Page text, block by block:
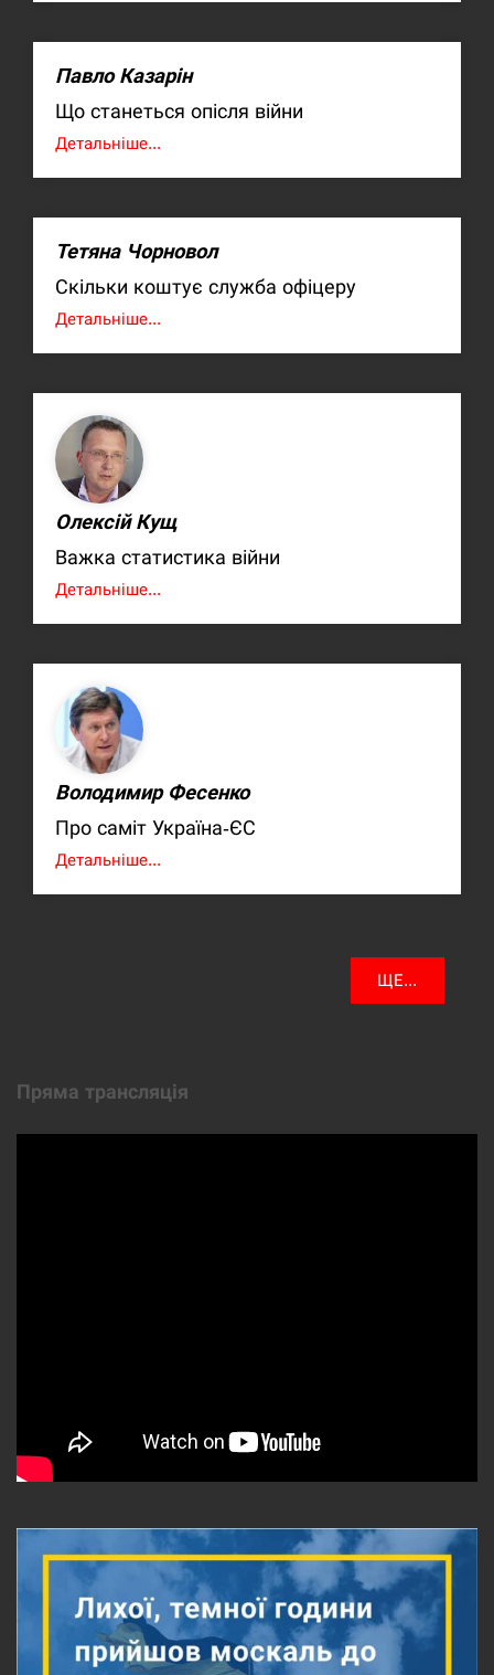
Павло Казарін
Що станеться опісля війни
Детальніше...
Тетяна Чорновол
Скільки коштує служба офіцеру
Детальніше...
Олексій Кущ
Важка статистика війни
Детальніше...
Володимир Фесенко
Про саміт Україна-ЄС
Детальніше...
ЩЕ...
Пряма трансляція